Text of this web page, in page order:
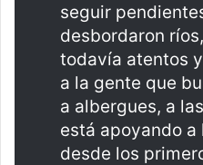
seguir
desbordaron
todavía atentos
a la gente que
a albergues, a
está apoyando a
desde los